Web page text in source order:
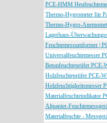
PCE-HMM
Thermo-Hygrometer für
Thermo-Hygro-
Lagerhaus-
Feuchtemessumformer |
Universalfeuchtemesser
Betonfeuchteprüfer PCE-
Holzfeuchteprüfer PCE-
Holzfeuchtigkeitsmesser
Materialfeuchteindikator
Altpapier-
Materialfeuchte -